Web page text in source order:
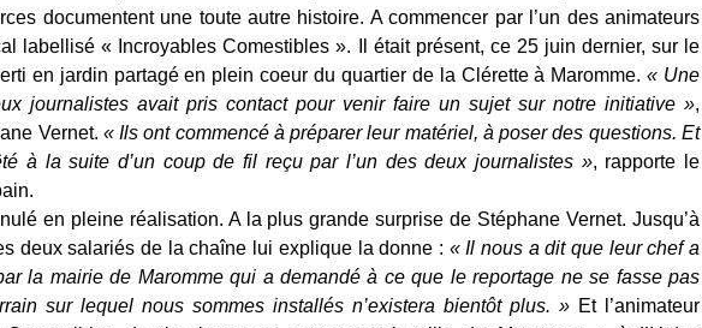
documentent une toute autre histoire. A commencer par l’un des animateurs
labellisé « Incroyables Comestibles ». Il était présent, ce 25 juin dernier, sur le
en jardin partagé en plein coeur du quartier de la Clérette à Maromme.« Une
journalistes avait pris contact pour venir faire un sujet sur notre initiative »,
Vernet. « Ils ont commencé à préparer leur matériel, à poser des questions. Et
à la suite d’un coup de fil reçu par l’un des deux journalistes », rapporte le
en pleine réalisation. A la plus grande surprise de Stéphane Vernet. Jusqu’à
deux salariés de la chaîne lui explique la donne : « Il nous a dit que leur chef a
la mairie de Maromme qui a demandé à ce que le reportage ne se fasse pas
sur lequel nous sommes installés n’existera bientôt plus. » Et l’animateur